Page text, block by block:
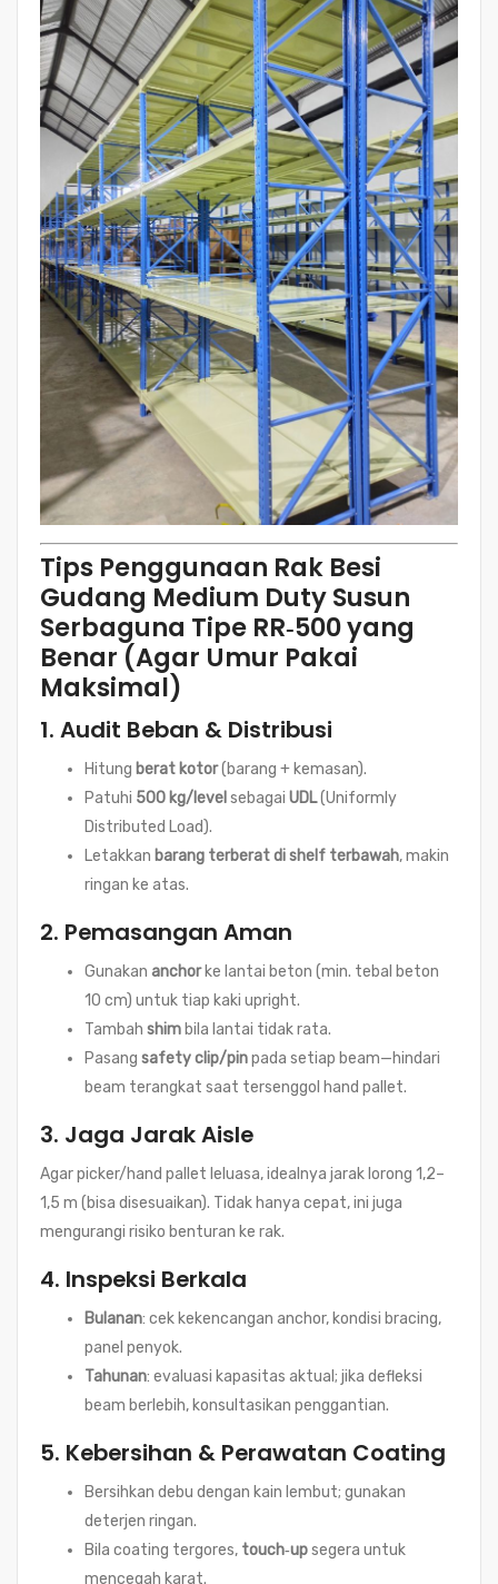
Tips Penggunaan Rak Besi
Gudang Medium Duty Susun
Serbaguna Tipe RR‑500 yang
Benar (Agar Umur Pakai
Maksimal)
1. Audit Beban & Distribusi
Hitung berat kotor(barang + kemasan).
Patuhi 500 kg/level sebagai UDL(Uniformly
Distributed Load).
Letakkan barang terberat di shelf terbawah, makin
ringan ke atas.
2. Pemasangan Aman
Gunakan anchorke lantai beton (min. tebal beton
10 cm) untuk tiap kaki upright.
Tambah shim bila lantai tidak rata.
Pasang safety clip/pinpada setiap beam—hindari
beam terangkat saat tersenggol hand pallet.
3. Jaga Jarak Aisle
Agar picker/hand pallet leluasa, idealnya jarak lorong 1,2–
1,5 m (bisa disesuaikan). Tidak hanya cepat, ini juga
mengurangi risiko benturan ke rak.
4. Inspeksi Berkala
Bulanan: cek kekencangan anchor, kondisi bracing,
panel penyok.
Tahunan: evaluasi kapasitas aktual; jika defleksi
beam berlebih, konsultasikan penggantian.
5. Kebersihan & Perawatan Coating
Bersihkan debu dengan kain lembut; gunakan
deterjen ringan.
Bila coating tergores, touch‑upsegera untuk
mencegah karat.